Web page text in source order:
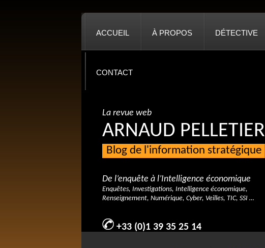
ACCUEIL À PROPOS DÉTECTIVE
CONTACT
La revue web
ARNAUD PELLETIER
Blog de l'information stratégique
De l’enquête à l’Intelligence économique
Enquêtes, Investigations, Intelligence économique,
Renseignement, Numérique, Cyber, Veilles, TIC, SSI …
+33 (0)1 39 35 25 14